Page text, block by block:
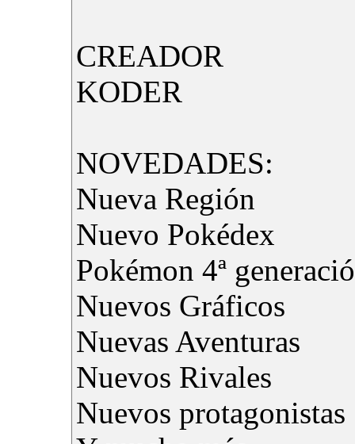
CREADOR
KODER
NOVEDADES:
Nueva Región
Nuevo Pokédex
Pokémon 4ª
Nuevos Gráficos
Nuevas Aventuras
Nuevos Rivales
Nuevos protagonistas